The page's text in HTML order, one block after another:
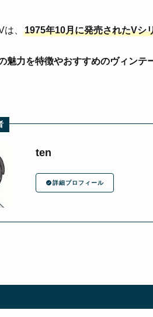
、 1975年10月に発売されたVシ
魅力を特徴やおすすめのヴィン
ten
詳細プロフィール